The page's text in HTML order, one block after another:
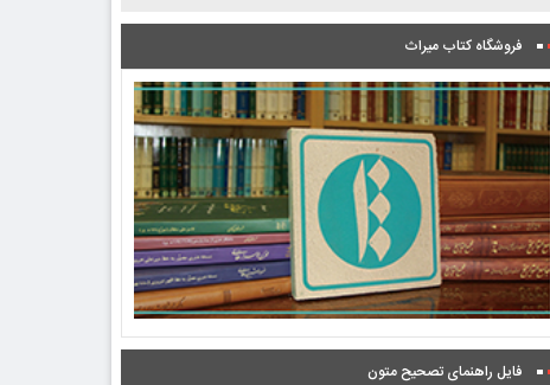
فروشگاه کتاب میراث
فایل راهنمای تصحیح متون